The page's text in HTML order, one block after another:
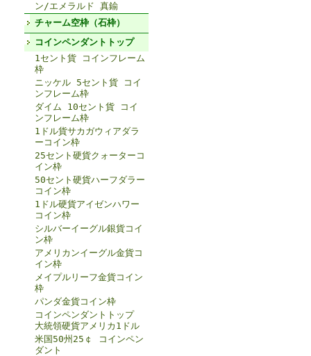
ン/エメラルド 真鍮
チャーム空枠（石枠）
コインペンダントトップ
1セント貨 コインフレーム
枠
ニッケル 5セント貨 コイ
ンフレーム枠
ダイム 10セント貨 コイ
ンフレーム枠
1ドル貨サカガウィアダラ
ーコイン枠
25セント硬貨クォーターコ
イン枠
50セント硬貨ハーフダラー
コイン枠
1ドル硬貨アイゼンハワー
コイン枠
シルバーイーグル銀貨コイ
ン枠
アメリカンイーグル金貨コ
イン枠
メイプルリーフ金貨コイン
枠
パンダ金貨コイン枠
コインペンダントトップ
大統領硬貨アメリカ1ドル
米国50州25￠ コインペン
ダント